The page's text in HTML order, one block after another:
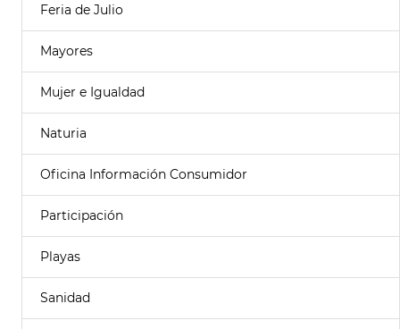
Feria de Julio
Mayores
Mujer e Igualdad
Naturia
Oficina Información Consumidor
Participación
Playas
Sanidad